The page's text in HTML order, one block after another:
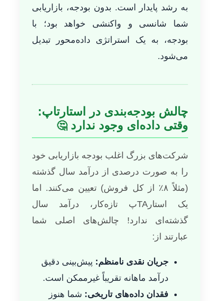
به رشد پایدار است. بدون بودجه، بازاریابی
شما شانسی و واکنشی خواهد بود؛ با
بودجه، به یک استراتژی داده‌محور تبدیل
می‌شود.
چالش بودجه‌بندی در استارتاپ:
وقتی داده‌ای وجود ندارد🤔
شرکت‌های بزرگ اغلب بودجه بازاریابی خود
را به صورت درصدی از درآمد سال گذشته
(مثلاً ۸٪ از کل فروش) تعیین می‌کنند. اما
یک استارTAپ تازه‌کار، درآمد سال
گذشته‌ای ندارد! چالش‌های اصلی شما
عبارتند از:
جریان نقدی نامنظم: پیش‌بینی دقیق
درآمد ماهانه تقریباً غیرممکن است.
فقدان داده‌های تاریخی: شما هنوز